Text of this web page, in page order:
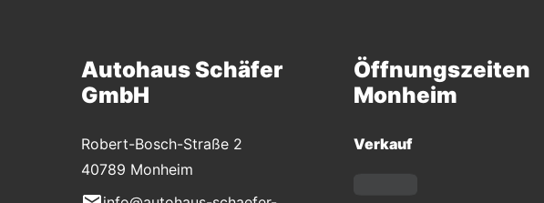
Autohaus Schäfer
GmbH
Robert-Bosch-Straße 2
40789 Monheim
Öffnungszeiten
Monheim
Verkauf